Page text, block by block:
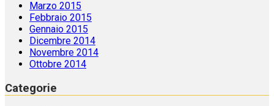
Marzo 2015
Febbraio 2015
Gennaio 2015
Dicembre 2014
Novembre 2014
Ottobre 2014
Categorie